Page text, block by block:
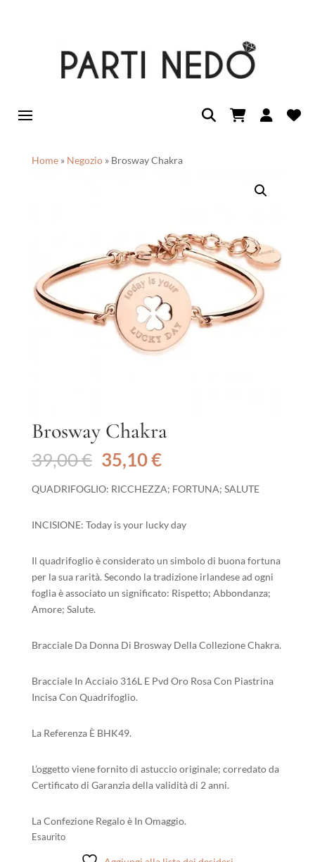
Home» Negozio» Brosway Chakra
Brosway Chakra
39,00€ Il
prezzo
originale
39,00 €.
35,10€Il
attuale
35,10 €.
QUADRIFOGLIO: RICCHEZZA; FORTUNA; SALUTE
INCISIONE: Today is your lucky day
Il quadrifoglio è considerato un simbolo di buona fortuna
per la sua rarità. Secondo la tradizione irlandese ad ogni
foglia è associato un significato: Rispetto; Abbondanza;
Amore; Salute.
Bracciale Da Donna Di Brosway Della Collezione Chakra.
Bracciale In Acciaio 316L E Pvd Oro Rosa Con Piastrina
Incisa Con Quadrifoglio.
La Referenza È BHK49.
L’oggetto viene fornito di astuccio originale; corredato da
Certificato di Garanzia della validità di 2 anni.
La Confezione Regalo è In Omaggio.
Esaurito